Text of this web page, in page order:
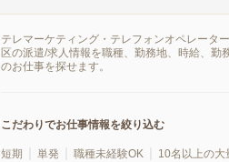
テレマーケティング・テレフォンオペレータ
区の派遣/求人情報を職種、勤務地、時給、勤
のお仕事を探せます。
こだわりでお仕事情報を絞り込む
短期 単発 職種未経験OK 10名以上の大